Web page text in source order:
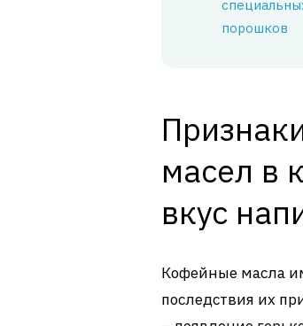
порошков
масел в
вкус
Кофейные масла
последствия их